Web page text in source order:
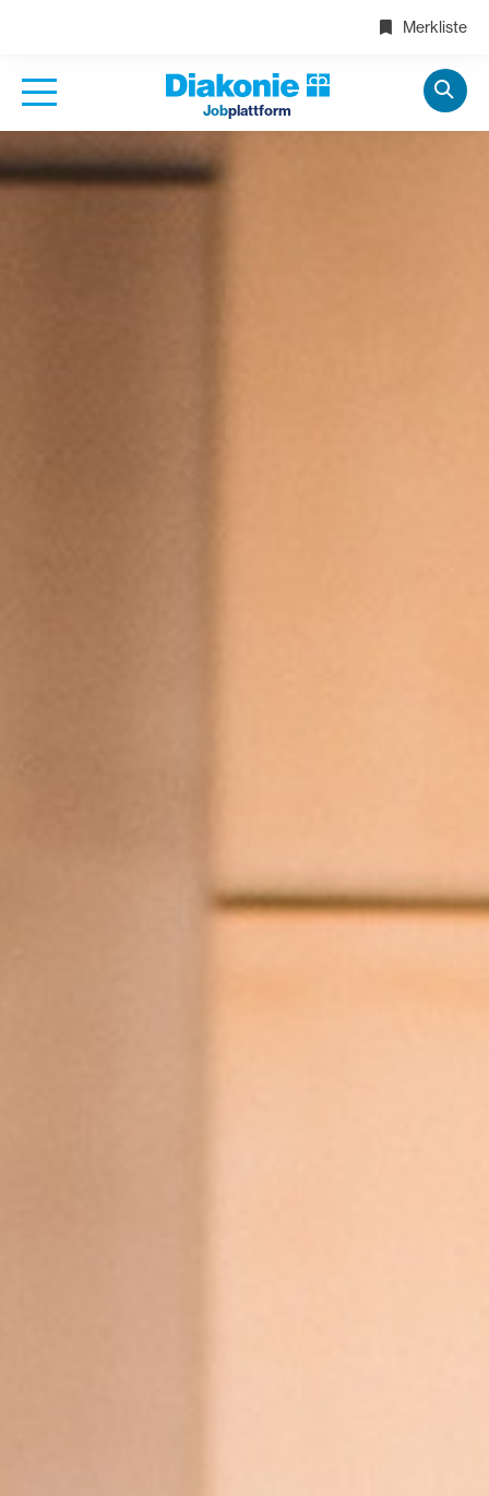
Merkliste
Jobplattform